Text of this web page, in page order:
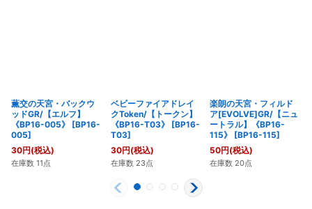
薫交の天宮・バックウ
ッドGR/【エルフ】
《BP16-005》
[BP16-
005]
30円(税込)
在庫数 11点
ベビーファイアドレイ
クToken/【トークン】
《BP16-T03》
[BP16-
T03]
30円(税込)
在庫数 23点
楽朗の天宮・フィルド
ア[EVOLVE]GR/【ニュ
ートラル】《BP16-
115》
[BP16-115]
50円(税込)
在庫数 20点